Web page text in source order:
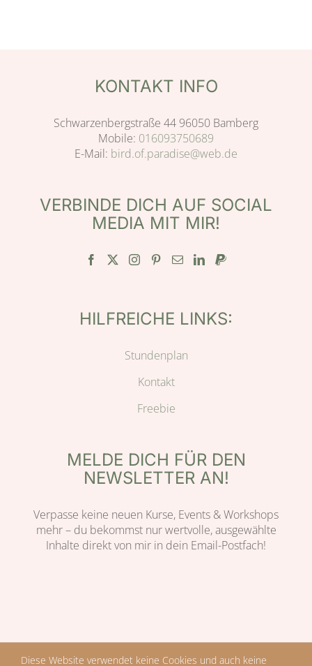
KONTAKT INFO
Schwarzenbergstraße 44 96050 Bamberg
Mobile: 016093750689
E-Mail: bird.of.paradise@web.de
VERBINDE DICH AUF SOCIAL
MEDIA MIT MIR!
HILFREICHE LINKS:
Stundenplan
Kontakt
Freebie
MELDE DICH FÜR DEN
NEWSLETTER AN!
Verpasse keine neuen Kurse, Events & Workshops
mehr – du bekommst nur wertvolle, ausgewählte
Inhalte direkt von mir in dein Email-Postfach!
© 2022 Copyright | Design by Verena Teuber | BIRD of Paradise |
Diese Website verwendet keine Cookies und auch keine